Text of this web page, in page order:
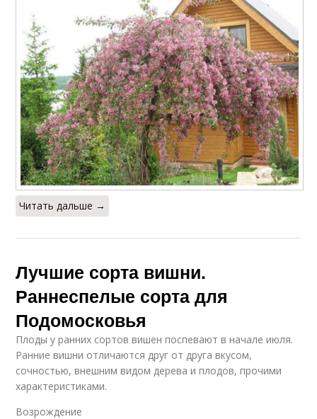
Читать дальше →
Лучшие сорта вишни.
Раннеспелые сорта для
Подомосковья
Плоды у ранних сортов вишен поспевают в начале июля.
Ранние вишни отличаются друг от друга вкусом,
сочностью, внешним видом дерева и плодов, прочими
характеристиками.
Возрождение